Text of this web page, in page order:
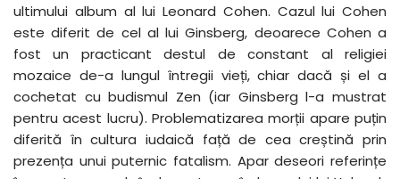
ultimului album al lui Leonard Cohen. Cazul lui Cohen
este diferit de cel al lui Ginsberg, deoarece Cohen a
fost un practicant destul de constant al religiei
mozaice de-a lungul întregii vieți, chiar dacă și el a
cochetat cu budismul Zen (iar Ginsberg l-a mustrat
pentru acest lucru). Problematizarea morții apare puțin
diferită în cultura iudaică față de cea creștină prin
prezența unui puternic fatalism. Apar deseori referințe